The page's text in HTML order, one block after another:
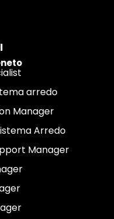
arredo
Manager
Arredo
Manager